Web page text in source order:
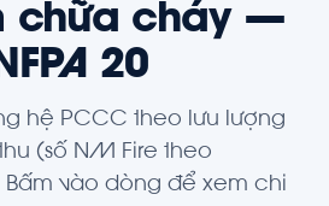
chữa cháy —
20
hệ PCCC theo lưu lượng
(số NM Fire theo
vào dòng để xem chi